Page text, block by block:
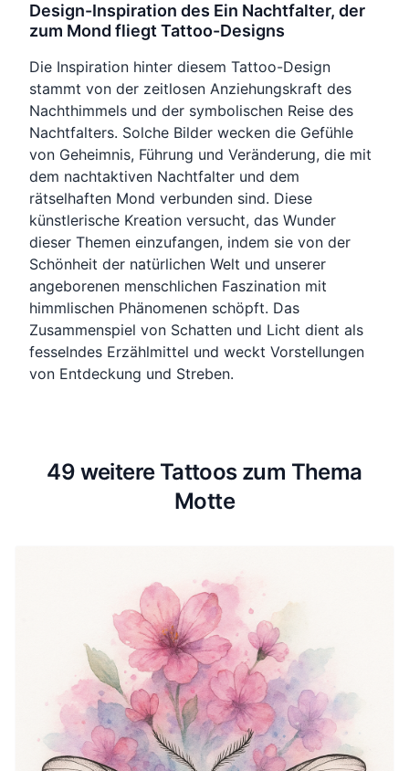
Design-Inspiration des Ein Nachtfalter, der
zum Mond fliegt Tattoo-Designs
Die Inspiration hinter diesem Tattoo-Design
stammt von der zeitlosen Anziehungskraft des
Nachthimmels und der symbolischen Reise des
Nachtfalters. Solche Bilder wecken die Gefühle
von Geheimnis, Führung und Veränderung, die mit
dem nachtaktiven Nachtfalter und dem
rätselhaften Mond verbunden sind. Diese
künstlerische Kreation versucht, das Wunder
dieser Themen einzufangen, indem sie von der
Schönheit der natürlichen Welt und unserer
angeborenen menschlichen Faszination mit
himmlischen Phänomenen schöpft. Das
Zusammenspiel von Schatten und Licht dient als
fesselndes Erzählmittel und weckt Vorstellungen
von Entdeckung und Streben.
49 weitere Tattoos zum Thema
Motte